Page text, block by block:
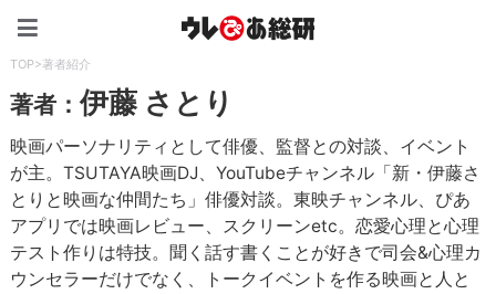
TOP>著者紹介
著者：伊藤 さとり
映画パーソナリティとして俳優、監督との対談、イベント
が主。TSUTAYA映画DJ、YouTubeチャンネル「新・伊藤さ
とりと映画な仲間たち」俳優対談。東映チャンネル、ぴあ
アプリでは映画レビュー、スクリーンetc。恋愛心理と心理
テスト作りは特技。聞く話す書くことが好きで司会&心理カ
ウンセラーだけでなく、トークイベントを作る映画と人と